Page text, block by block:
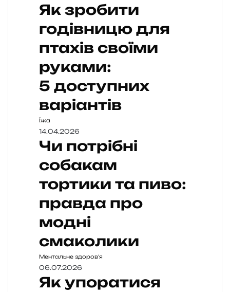
Як зробити
годівницю для
птахів своїми
руками:
5 доступних
варіантів
Їжа
14.04.2026
Чи потрібні
собакам
тортики та пиво:
правда про
модні
смаколики
Ментальне здоров’я
06.07.2026
Як упоратися